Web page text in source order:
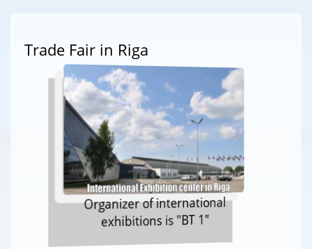
Trade Fair in Riga
Organizer of international
exhibitions is "BT 1"